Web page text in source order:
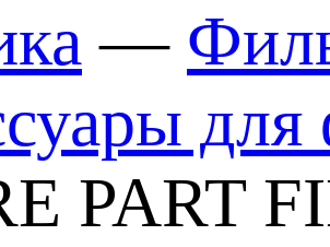
—
PART